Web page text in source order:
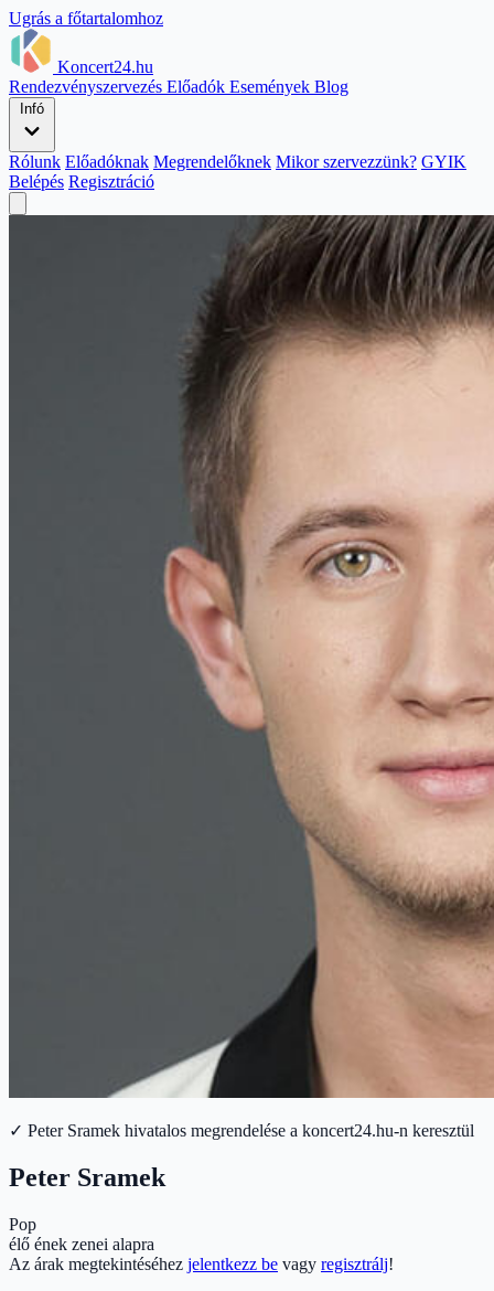
Ugrás a főtartalomhoz
Koncert24.hu
Rendezvényszervezés Előadók Események Blog
Infó
Rólunk Előadóknak Megrendelőknek Mikor szervezzünk? GYIK
Belépés Regisztráció
✓ Peter Sramek hivatalos megrendelése a koncert24.hu-n keresztül
Peter Sramek
Pop
élő ének zenei alapra
Az árak megtekintéséhez jelentkezz be vagy regisztrálj!